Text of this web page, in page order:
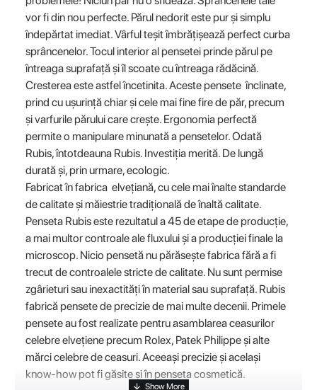
vor fi din nou perfecte. Părul nedorit este pur și simplu
îndepărtat imediat. Vârful teșit îmbrățișează perfect curba
sprâncenelor. Tocul interior al pensetei prinde părul pe
întreaga suprafață și îl scoate cu întreaga rădăcină.
Cresterea este astfel încetinita. Aceste pensete înclinate,
prind cu ușurință chiar și cele mai fine fire de păr, precum
și varfurile părului care crește. Ergonomia perfectă
permite o manipulare minunată a pensetelor. Odată
Rubis, întotdeauna Rubis. Investiția merită. De lungă
durată și, prin urmare, ecologic.
Fabricat în fabrica elvețiană, cu cele mai înalte standarde
de calitate și măiestrie tradițională de înaltă calitate.
Penseta Rubis este rezultatul a 45 de etape de producție,
a mai multor controale ale fluxului și a producției finale la
microscop. Nicio pensetă nu părăsește fabrica fără a fi
trecut de controalele stricte de calitate. Nu sunt permise
zgârieturi sau inexactități în material sau suprafață. Rubis
fabrică pensete de precizie de mai multe decenii. Primele
pensete au fost realizate pentru asamblarea ceasurilor
celebre elvețiene precum Rolex, Patek Philippe și alte
mărci celebre de ceasuri. Aceeași precizie și același
know-how pot fi găsite și în penseta cosmetică.